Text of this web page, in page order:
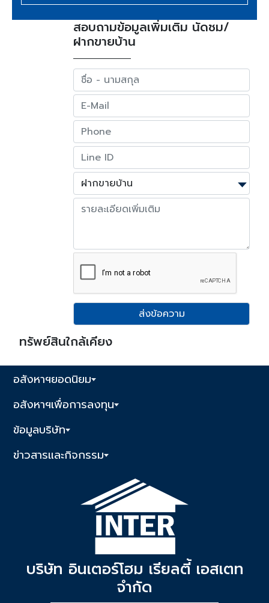
สอบถามข้อมูลเพิ่มเติม นัดชม/
ฝากขายบ้าน
ส่งข้อความ
ทรัพย์สินใกล้เคียง
อสังหาฯยอดนิยม
อสังหาฯเพื่อการลงทุน
ข้อมูลบริษัท
ข่าวสารและกิจกรรม
บริษัท อินเตอร์โฮม เรียลตี้ เอสเตท
จำกัด